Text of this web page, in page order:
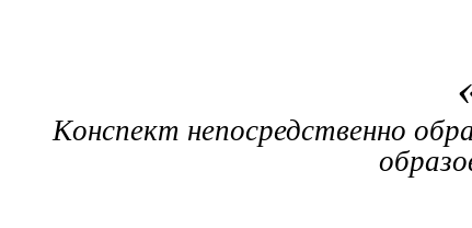
Конспект непосредственно